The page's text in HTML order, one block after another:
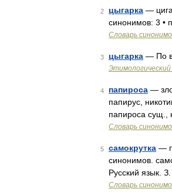
2 цыгарка —
синонимов: 3 •
Словарь
3 цыгарка — По
Этимологический
4 папироса —
папирус,
папироса сущ.,
Словарь
5 самокрутка —
синонимов.
Русский язык.
Словарь